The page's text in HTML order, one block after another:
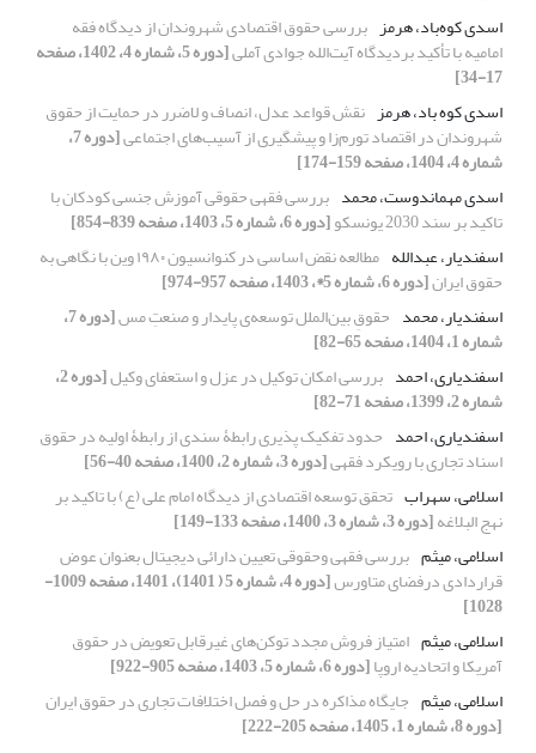
اسدی کوه‌باد، هرمز بررسی حقوق اقتصادی شهروندان از دیدگاه فقه
امامیه با تأکید بردیدگاه آیت‌الله جوادی آملی [دوره 5، شماره 4، 1402، صفحه
17-34]
اسدی کوه باد، هرمز نقش قواعد عدل، انصاف و لاضرر در حمایت از حقوق
شهروندان در اقتصاد تورم‌زا و پیشگیری از آسیب‌های اجتماعی [دوره 7،
شماره 4، 1404، صفحه 159-174]
اسدی مهماندوست، محمد بررسی فقهی حقوقی آموزش جنسی کودکان با
تاکید بر سند 2030 یونسکو
[دوره 6، شماره 5، 1403، صفحه 839-854]
اسفندیار، عبدالله
مطالعه نقض اساسی در کنوانسیون ۱۹۸۰ وین با نگاهی به
حقوق ایران[دوره 6، شماره 5*، 1403، صفحه 957-974]
اسفندیار، محمد حقوقِ بین‌الملل توسعه‌ی پایدار و صنعتِ مس [دوره 7،
شماره 1، 1404، صفحه 65-82]
اسفندیاری، احمد بررسی امکان توکیل در عزل و استعفای وکیل [دوره 2،
شماره 2، 1399، صفحه 71-82]
اسفندیاری، احمد حدود تفکیک پذیری رابطۀ سندی از رابطۀ اولیه در حقوق
اسناد تجاری با رویکرد فقهی[دوره 3، شماره 2، 1400، صفحه 40-56]
اسلامی، سهراب تحقق توسعه اقتصادی از دیدگاه امام علی (ع) با تاکید بر
نهج البلاغه[دوره 3، شماره 3، 1400، صفحه 133-149]
اسلامی، میثم بررسی فقهی وحقوقی تعیین دارائی دیجیتال بعنوان عوض
قراردادی درفضای متاورس [دوره 4، شماره 5 ( 1401)، 1401، صفحه 1009-
1028]
اسلامی، میثم امتیاز فروش مجدد توکن‌های غیرقابل تعویض در حقوق
آمریکا و اتحادیه اروپا[دوره 6، شماره 5، 1403، صفحه 905-922]
اسلامی، میثم جایگاه مذاکره در حل و فصل اختلافات تجاری در حقوق ایران
[دوره 8، شماره 1، 1405، صفحه 205-222]